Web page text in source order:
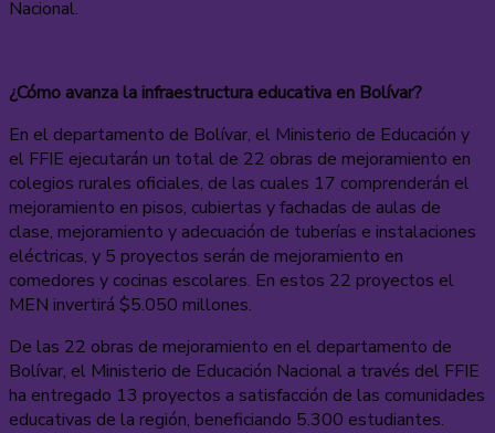
Nacional.
¿Cómo avanza la infraestructura educativa en Bolívar?
En el departamento de Bolívar, el Ministerio de Educación y
el FFIE ejecutarán un total de 22 obras de mejoramiento en
colegios rurales oficiales, de las cuales 17 comprenderán el
mejoramiento en pisos, cubiertas y fachadas de aulas de
clase, mejoramiento y adecuación de tuberías e instalaciones
eléctricas, y 5 proyectos serán de mejoramiento en
comedores y cocinas escolares. En estos 22 proyectos el
MEN invertirá $5.050 millones.
De las 22 obras de mejoramiento en el departamento de
Bolívar, el Ministerio de Educación Nacional a través del FFIE
ha entregado 13 proyectos a satisfacción de las comunidades
educativas de la región, beneficiando 5.300 estudiantes.